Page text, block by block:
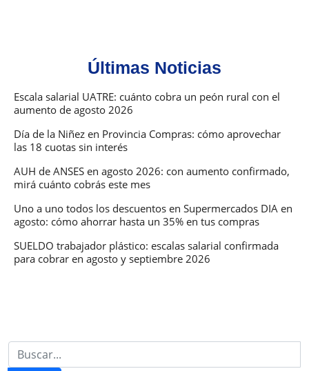
por
invalidez
suspendidas
Últimas Noticias
Escala salarial UATRE: cuánto cobra un peón rural con el
aumento de agosto 2026
Día de la Niñez en Provincia Compras: cómo aprovechar
las 18 cuotas sin interés
AUH de ANSES en agosto 2026: con aumento confirmado,
mirá cuánto cobrás este mes
Uno a uno todos los descuentos en Supermercados DIA en
agosto: cómo ahorrar hasta un 35% en tus compras
SUELDO trabajador plástico: escalas salarial confirmada
para cobrar en agosto y septiembre 2026